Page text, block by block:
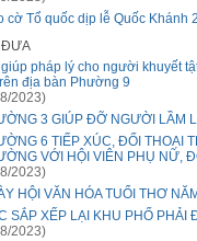
cờ Tổ quốc dịp lễ Quốc Khánh
ĐƯA
pháp lý cho người khuyết
địa bàn Phường 9
2023)
3 GIÚP ĐỠ NGƯỜI LẦM
6 TIẾP XÚC, ĐỐI THOẠI
VỚI HỘI VIÊN PHỤ NỮ,
2023)
HỘI VĂN HÓA TUỔI THƠ
SẮP XẾP LẠI KHU PHỐ
2023)